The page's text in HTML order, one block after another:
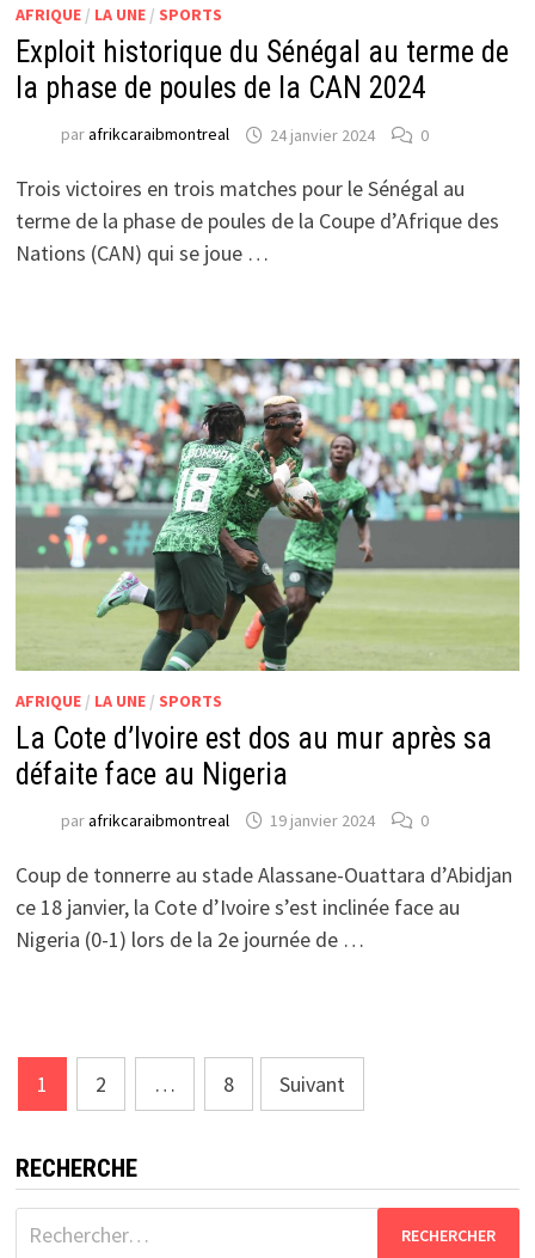
AFRIQUE/ LA UNE/ SPORTS
Exploit historique du Sénégal au terme de
la phase de poules de la CAN 2024
parafrikcaraibmontreal 24 janvier 2024 0
Trois victoires en trois matches pour le Sénégal au
terme de la phase de poules de la Coupe d’Afrique des
Nations (CAN) qui se joue …
AFRIQUE/ LA UNE/ SPORTS
La Cote d’Ivoire est dos au mur après sa
défaite face au Nigeria
parafrikcaraibmontreal 19 janvier 2024 0
Coup de tonnerre au stade Alassane-Ouattara d’Abidjan
ce 18 janvier, la Cote d’Ivoire s’est inclinée face au
Nigeria (0-1) lors de la 2e journée de …
Pagination
des
publications
1 2 … 8 Suivant
RECHERCHE
Rechercher :